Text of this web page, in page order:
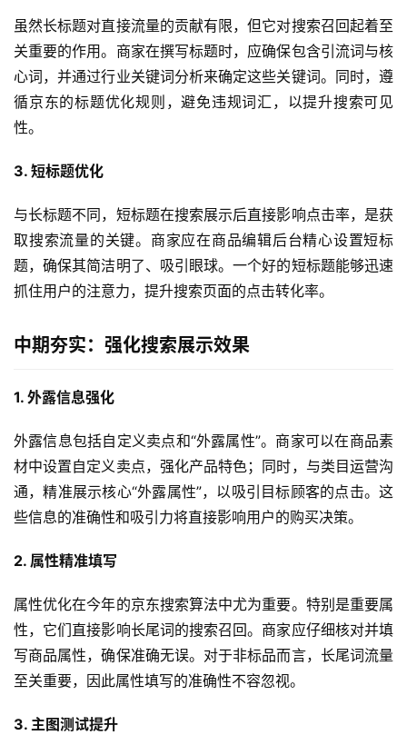
虽然长标题对直接流量的贡献有限，但它对搜索召回起着至
关重要的作用。商家在撰写标题时，应确保包含引流词与核
心词，并通过行业关键词分析来确定这些关键词。同时，遵
循京东的标题优化规则，避免违规词汇，以提升搜索可见
性。
3. 短标题优化
与长标题不同，短标题在搜索展示后直接影响点击率，是获
取搜索流量的关键。商家应在商品编辑后台精心设置短标
题，确保其简洁明了、吸引眼球。一个好的短标题能够迅速
抓住用户的注意力，提升搜索页面的点击转化率。
中期夯实：强化搜索展示效果
1. 外露信息强化
外露信息包括自定义卖点和“外露属性”。商家可以在商品素
材中设置自定义卖点，强化产品特色；同时，与类目运营沟
通，精准展示核心“外露属性”，以吸引目标顾客的点击。这
些信息的准确性和吸引力将直接影响用户的购买决策。
2. 属性精准填写
属性优化在今年的京东搜索算法中尤为重要。特别是重要属
性，它们直接影响长尾词的搜索召回。商家应仔细核对并填
写商品属性，确保准确无误。对于非标品而言，长尾词流量
至关重要，因此属性填写的准确性不容忽视。
3. 主图测试提升